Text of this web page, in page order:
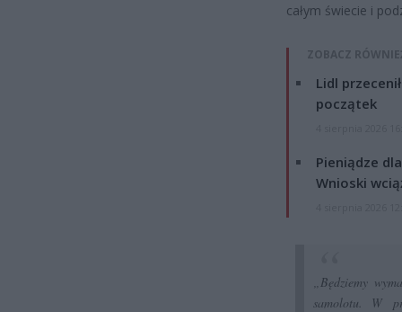
całym świecie i
ZOBACZ
Lidl
początek
Pieniądze
Wnioski
„Będziemy
samolotu. W